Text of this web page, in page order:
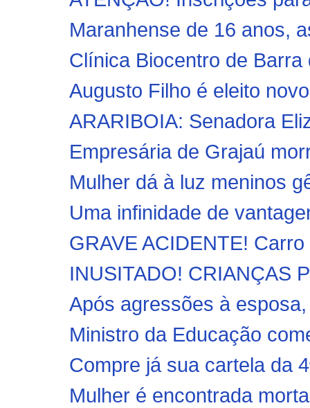
Maranhense de 16 anos,
Clínica Biocentro de
Augusto Filho é eleito
ARARIBOIA: Senadora
Empresária de Grajaú
Mulher dá à luz meninos
Uma infinidade de
GRAVE ACIDENTE!
INUSITADO! CRIANÇAS
Após agressões à
Ministro da Educação
Compre já sua cartela da
Mulher é encontrada